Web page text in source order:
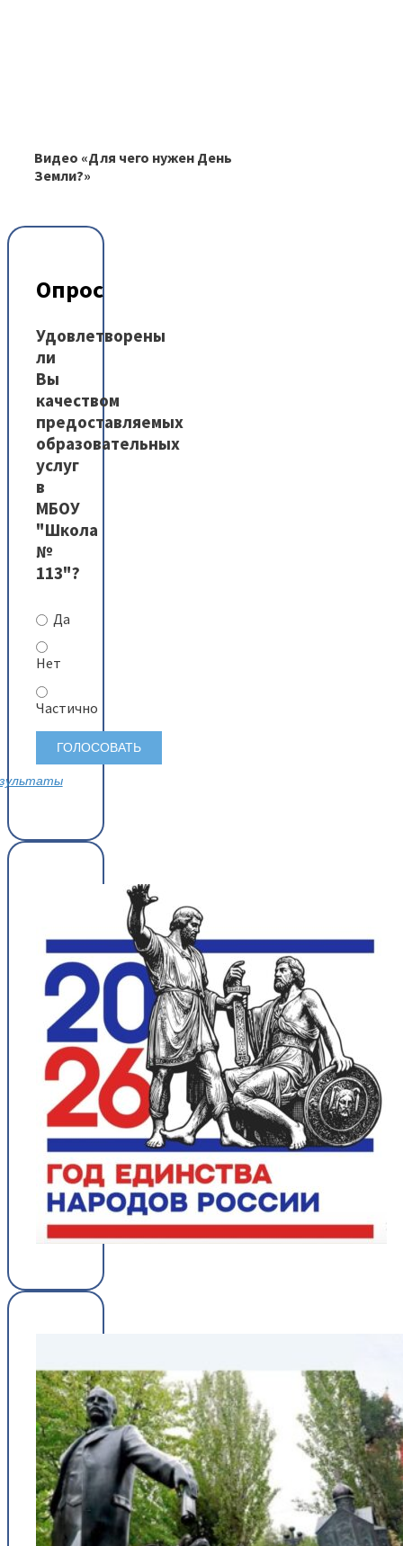
Видео «Для чего нужен День
Земли?»
Опрос
Удовлетворены
ли
Вы
качеством
предоставляемых
образовательных
услуг
в
МБОУ
"Школа
№
113"?
Да
Нет
Частично